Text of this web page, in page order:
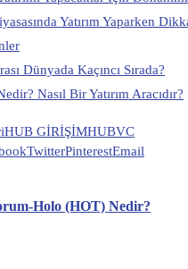
Yatırım Yaparken
Dünyada Kaçıncı Sırada?
Nasıl Bir Yatırım Aracıdır?
HUB GİRİŞİMHUBVC
TwitterPinterestEmail
Holo (HOT) Nedir?